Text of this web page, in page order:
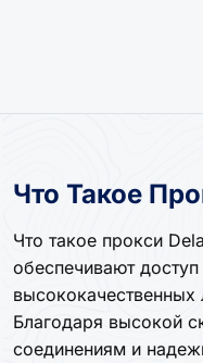
Что Такое
Что такое прокси
обеспечивают
высококачественных
Благодаря высокой
соединениям и